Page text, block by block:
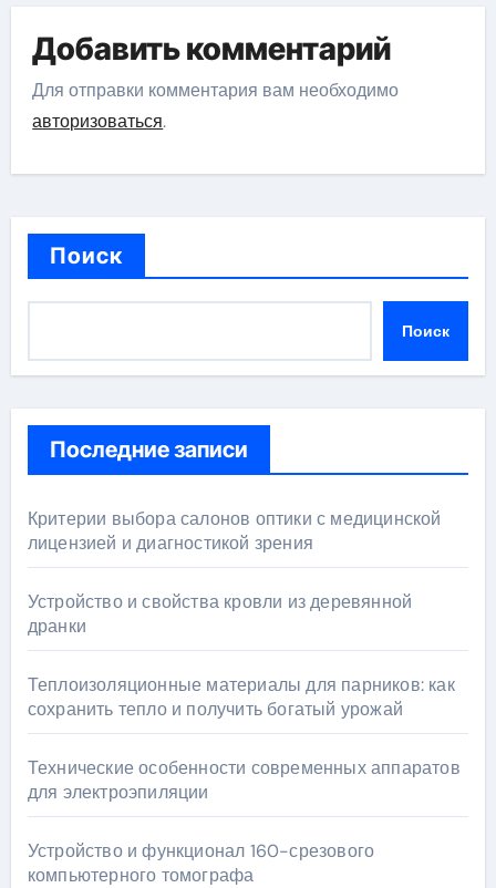
Добавить комментарий
Для отправки комментария вам необходимо
авторизоваться.
Поиск
Поиск
Последние записи
Критерии выбора салонов оптики с медицинской
лицензией и диагностикой зрения
Устройство и свойства кровли из деревянной
дранки
Теплоизоляционные материалы для парников: как
сохранить тепло и получить богатый урожай
Технические особенности современных аппаратов
для электроэпиляции
Устройство и функционал 160-срезового
компьютерного томографа